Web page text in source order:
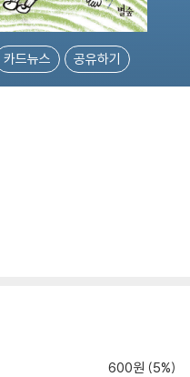
카드뉴스 공유하기
600원 (5%)